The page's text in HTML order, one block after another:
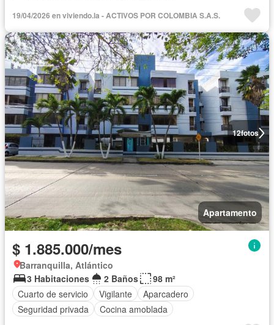
19/04/2026 en viviendo.la - ACTIVOS POR COLOMBIA S.A.S.
12fotos
Apartamento
$ 1.885.000/mes
Barranquilla, Atlántico
3 Habitaciones
2 Baños
98 m²
Cuarto de servicio
Vigilante
Aparcadero
Seguridad privada
Cocina amoblada